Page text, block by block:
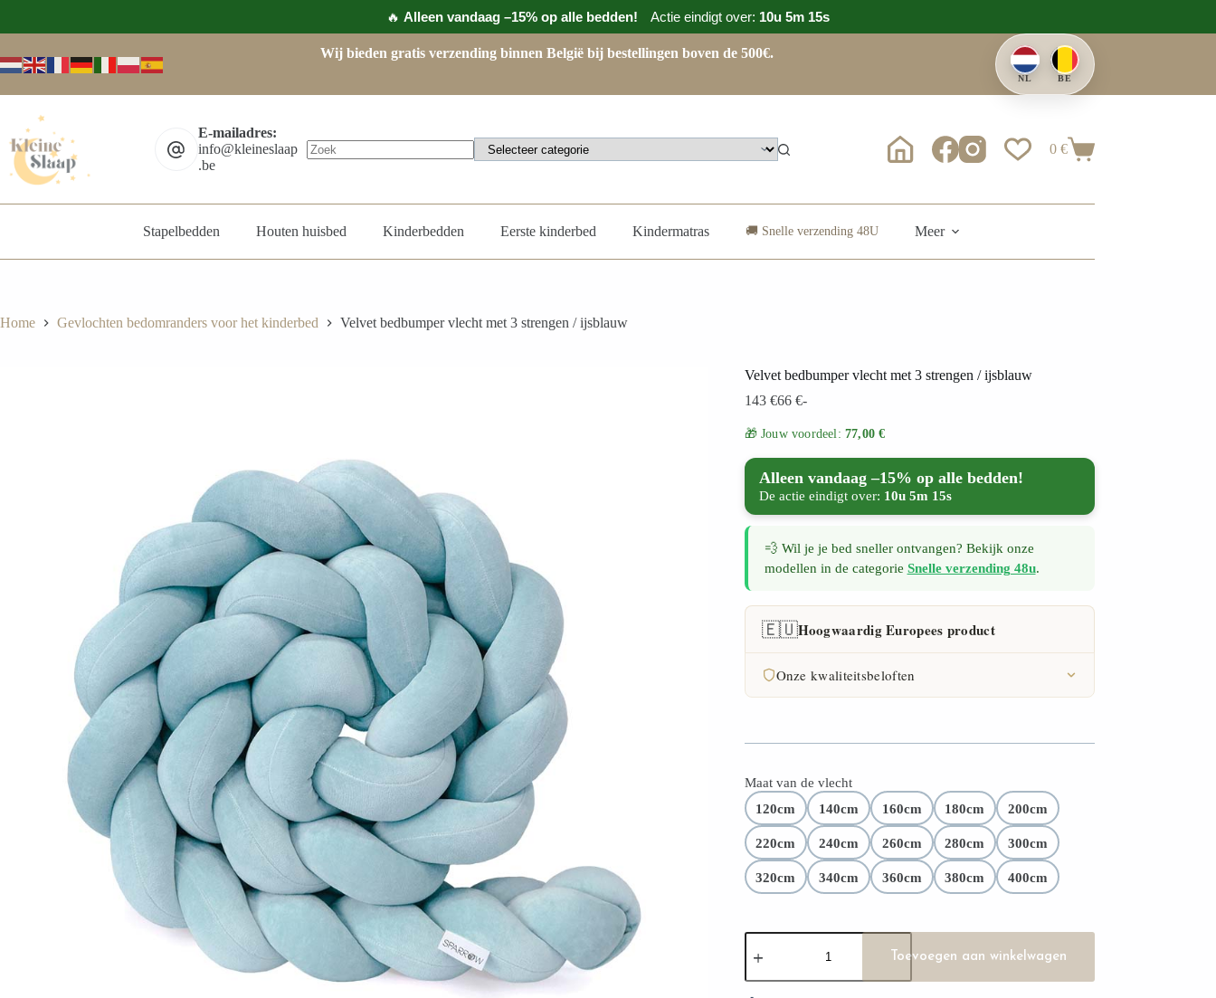
🔥 Alleen vandaag –15% op alle bedden! Actie eindigt over: 10u 5m 14s
Wij bieden gratis verzending binnen België bij bestellingen boven de 500€.
NL BE
E-mailadres:
info@kleineslaap
.be
0 €
Stapelbedden Houten huisbed Kinderbedden Eerste kinderbed Kindermatras 🚚 Snelle verzending 48U Meer
Home Gevlochten bedomranders voor het kinderbed Velvet bedbumper vlecht met 3 strengen / ijsblauw
Velvet bedbumper vlecht met 3 strengen / ijsblauw
66 €-
143 €
🎁 Jouw voordeel: 77,00 €
Alleen vandaag –15% op alle bedden!
De actie eindigt over: 10u 5m 14s
💨 Wil je je bed sneller ontvangen? Bekijk onze
modellen in de categorie Snelle verzending 48u.
🇪🇺Hoogwaardig Europees product
Onze kwaliteitsbeloften
2 jaar garantie
Hoogste materiaalkwaliteit
Maat van de vlecht
120cm 140cm 160cm 180cm 200cm
220cm 240cm 260cm 280cm 300cm
320cm 340cm 360cm 380cm 400cm
Toevoegen aan winkelwagen